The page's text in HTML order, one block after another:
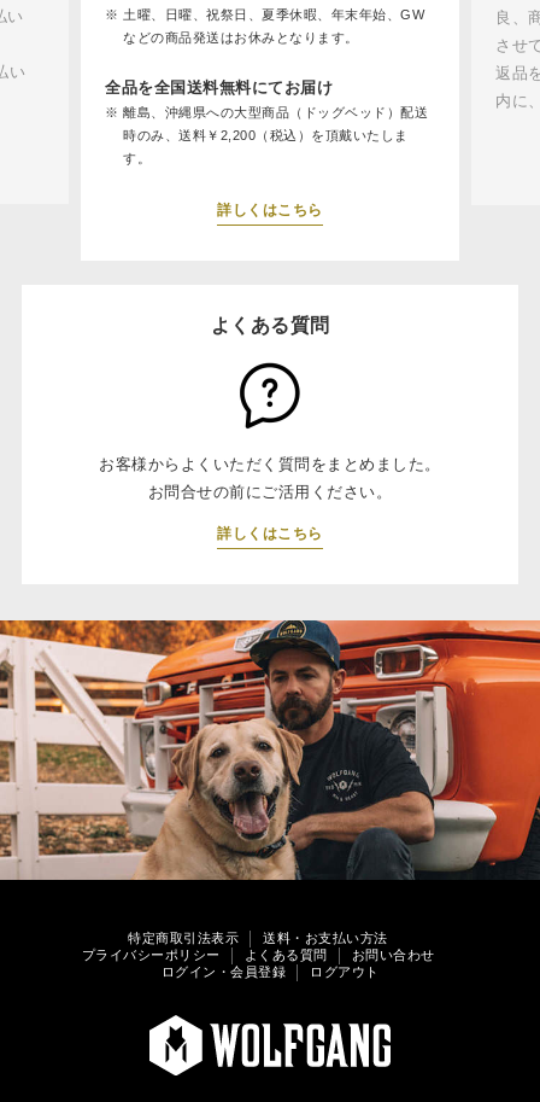
い
い
土曜、日曜、祝祭日、夏季休暇、年末年始、GW
などの商品発送はお休みとなります。
全品を全国送料無料にてお届け
離島、沖縄県への大型商品（ドッグベッド）配送
時のみ、送料￥2,200（税込）を頂戴いたしま
す。
詳しくはこちら
良、
させ
返品
内に
よくある質問
お客様からよくいただく質問をまとめました。
お問合せの前にご活用ください。
詳しくはこちら
特定商取引法表示
送料・お支払い方法
プライバシーポリシー
よくある質問
お問い合わせ
ログイン・会員登録
ログアウト